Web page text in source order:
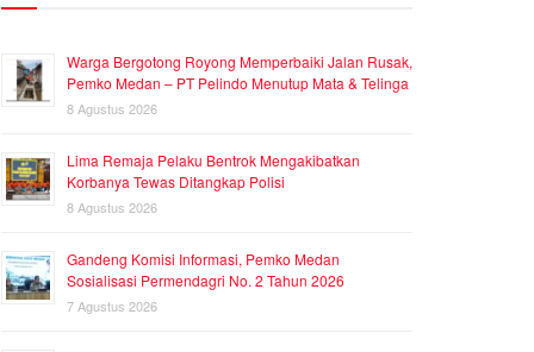
Warga Bergotong Royong Memperbaiki Jalan Rusak,
Pemko Medan – PT Pelindo Menutup Mata & Telinga
8 Agustus 2026
Lima Remaja Pelaku Bentrok Mengakibatkan
Korbanya Tewas Ditangkap Polisi
8 Agustus 2026
Gandeng Komisi Informasi, Pemko Medan
Sosialisasi Permendagri No. 2 Tahun 2026
7 Agustus 2026